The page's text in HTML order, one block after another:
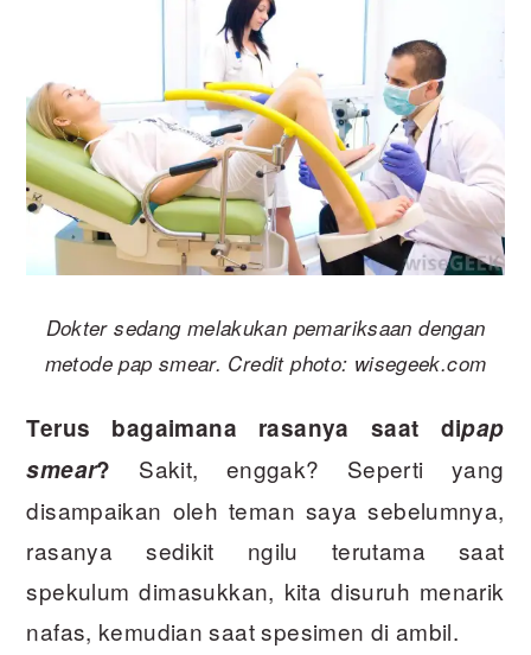
Dokter sedang melakukan pemariksaan dengan
metode pap smear. Credit photo: wisegeek.com
Terus bagaimana rasanya saat dipap
smear? Sakit, enggak? Seperti yang
disampaikan oleh teman saya sebelumnya,
rasanya sedikit ngilu terutama saat
spekulum dimasukkan, kita disuruh menarik
nafas, kemudian saat spesimen di ambil.